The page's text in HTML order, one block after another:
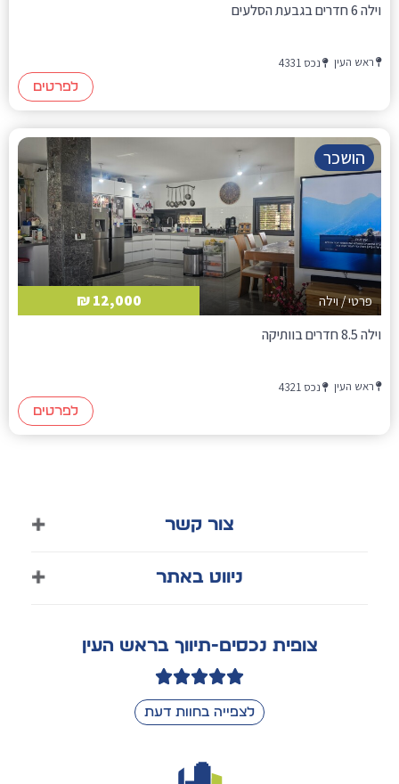
וילה 6 חדרים בגבעת הסלעים
ראש העין נכס 4331
לפרטים
הושכר
פרטי / וילה 12,000 ₪
וילה 8.5 חדרים בוותיקה
ראש העין נכס 4321
לפרטים
צור קשר
050-8570313
tsofits88@gmail.com
ראש העין
ניווט באתר
צופית נכסים-תיווך בראש העין
לצפייה בחוות דעת